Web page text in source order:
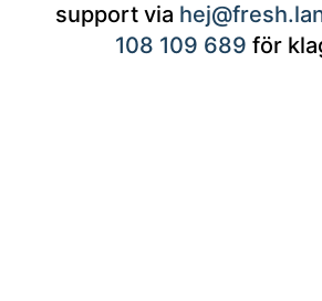
support via
108 109 689 för